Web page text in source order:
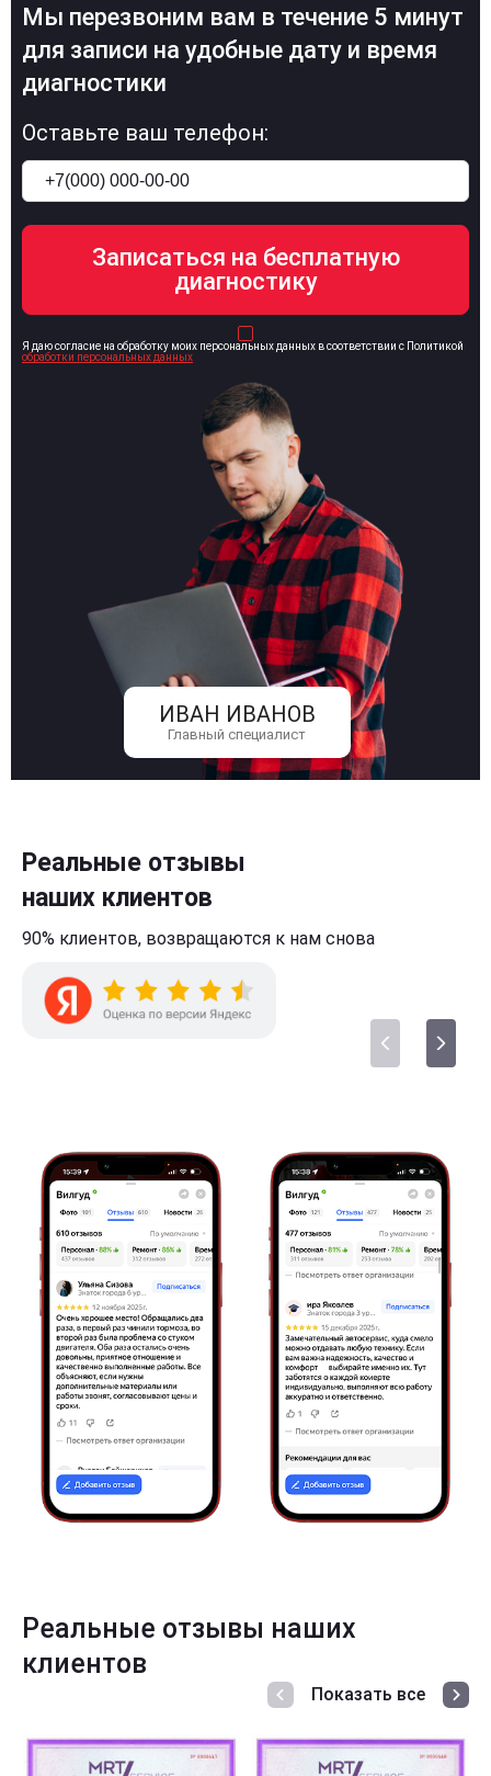
ИВАН ИВАНОВ
Главный специалист
Мы перезвоним вам в течение 5 минут
для записи на удобные дату и время
диагностики
Оставьте ваш телефон:
Я даю согласие на обработку моих персональных данных в соответствии с Политикой
обработки персональных данных
Реальные отзывы
наших клиентов
90% клиентов, возвращаются к нам снова
Реальные отзывы наших
клиентов
Показать все